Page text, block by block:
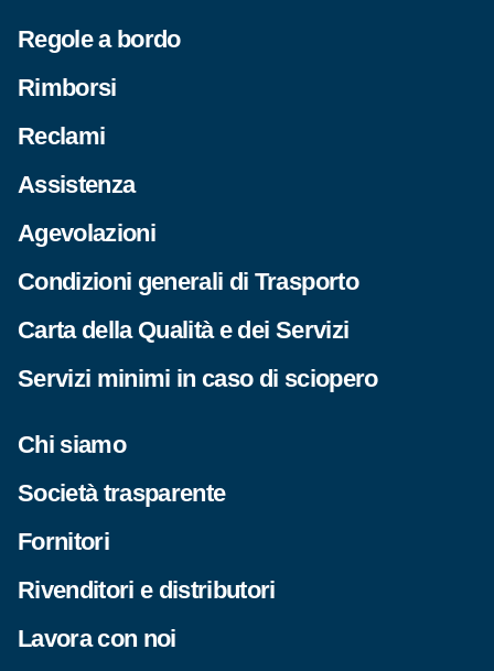
Regole a bordo
Rimborsi
Reclami
Assistenza
Agevolazioni
Condizioni generali di Trasporto
Carta della Qualità e dei Servizi
Servizi minimi in caso di sciopero
Chi siamo
Società trasparente
Fornitori
Rivenditori e distributori
Lavora con noi